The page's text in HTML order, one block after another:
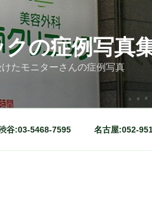
の症例写真
たモニターさんの症例写真
谷:03-5468-7595 名古屋:052-